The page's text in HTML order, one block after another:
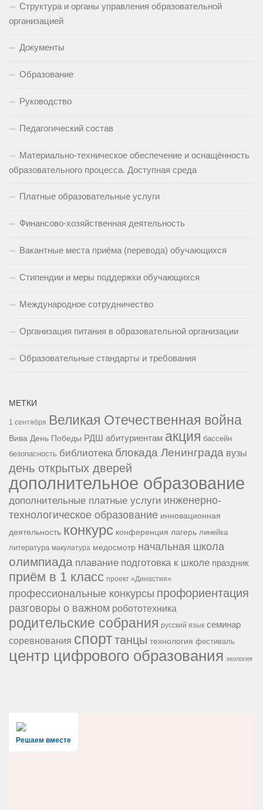
Структура и органы управления образовательной
организацией
Документы
Образование
Руководство
Педагогический состав
Материально-техническое обеспечение и оснащённость
образовательного процесса. Доступная среда
Платные образовательные услуги
Финансово-хозяйственная деятельность
Вакантные места приёма (перевода) обучающихся
Стипендии и меры поддержки обучающихся
Международное сотрудничество
Организация питания в образовательной организации
Образовательные стандарты и требования
МЕТКИ
1 сентября Великая Отечественная война
Вива День Победы РДШ абитуриентам акция бассейн
безопасность библиотека блокада Ленинграда вузы
день открытых дверей
дополнительное образование
дополнительные платные услуги инженерно-
технологическое образование инновационная
деятельность конкурс конференция лагерь линейка
литература макулатура медосмотр начальная школа
олимпиада плавание подготовка к школе праздник
приём в 1 класс проект «Династия»
профессиональные конкурсы профориентация
разговоры о важном робототехника
родительские собрания русский язык семинар
соревнования спорттанцы технология фестиваль
центр цифрового образования экология
Решаем вместе